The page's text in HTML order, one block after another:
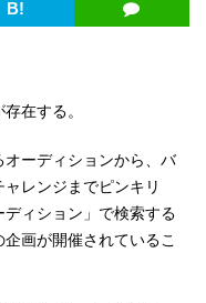
B!
在する。
ーディションから、バ
レンジまでピンキリ
ィション」で検索する
画が開催されているこ